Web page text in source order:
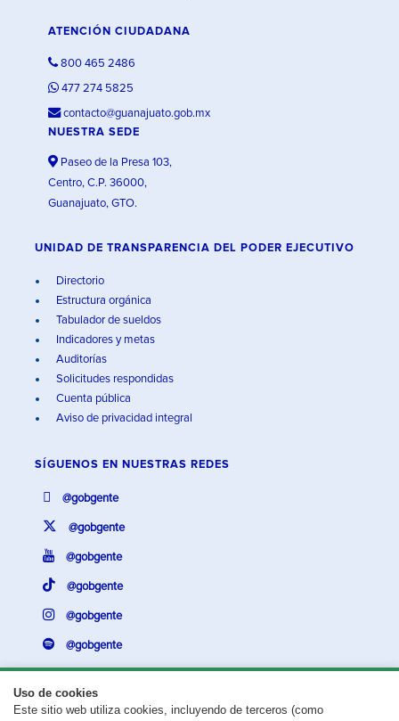
Uso de cookies
Este sitio web utiliza cookies, incluyendo de terceros (como
ATENCIÓN CIUDADANA
800 465 2486
477 274 5825
contacto@guanajuato.gob.mx
NUESTRA SEDE
Paseo de la Presa 103,
Centro, C.P. 36000,
Guanajuato, GTO.
UNIDAD DE TRANSPARENCIA DEL PODER EJECUTIVO
Directorio
Estructura orgánica
Tabulador de sueldos
Indicadores y metas
Auditorías
Solicitudes respondidas
Cuenta pública
Aviso de privacidad integral
SÍGUENOS EN NUESTRAS REDES
@gobgente
@gobgente
@gobgente
@gobgente
@gobgente
@gobgente
¿Existe algún problema con esta página?Repórtalo aquí.